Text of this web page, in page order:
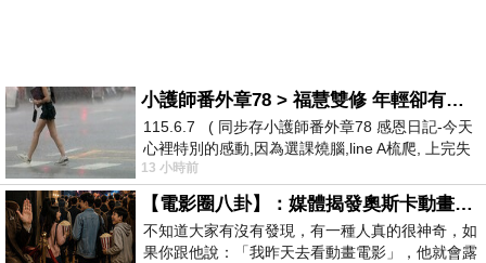
小護師番外章78 > 福慧雙修 年輕卻有個老靈魂 ㄑ金剛經〉podcast
115.6.7 ( 同步存小護師番外章78 感恩日記-今天
心裡特別的感動,因為選課燒腦,line A梳爬, 上完失
智課的她,特來傾
13 小時前
【電影圈八卦】：媒體揭發奧斯卡動畫項目投票醜聞！好萊塢為什麼看不起動畫電影？
不知道大家有沒有發現，有一種人真的很神奇，如
果你跟他說：「我昨天去看動畫電影」，他就會露